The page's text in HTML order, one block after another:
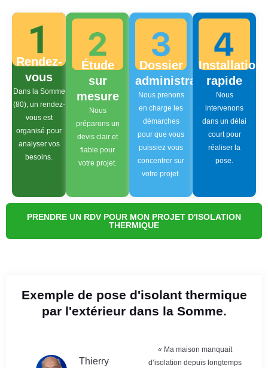
Rendez-
vous
Dans la Somme
(80), un rendez-
vous est
organisé pour
analyser vos
besoins.
Étude
sur
mesure
Nous
préparons un
devis clair et
fiable pour
votre projet.
Dossier
administratif
Nous prenons
en charge les
démarches
pour que vous
puissiez vous
concentrer sur
votre projet.
Installation
rapide
Nous
intervenons
dans un délai
court pour
réaliser la
pose.
PRENDRE UN RDV POUR MON PROJET D'ISOLATION
THERMIQUE
Exemple de pose d'isolant thermique
par l'extérieur dans la Somme.
Thierry
« Ma maison manquait
d’isolation depuis longtemps